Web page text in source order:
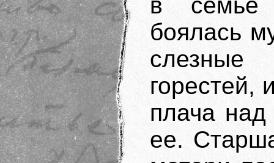
в семье
боялась
горестей,
плача
ее.